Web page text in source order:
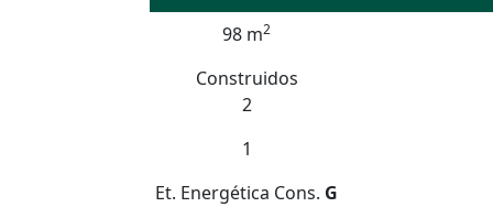
98 m2
Construidos
2
1
Et. Energética Cons. G